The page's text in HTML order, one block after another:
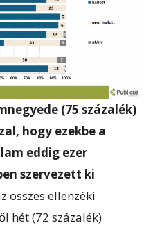
(75 százalék)
hogy ezekbe a
eddig ezer
szervezett ki
összes ellenzéki
hét (72 százalék)